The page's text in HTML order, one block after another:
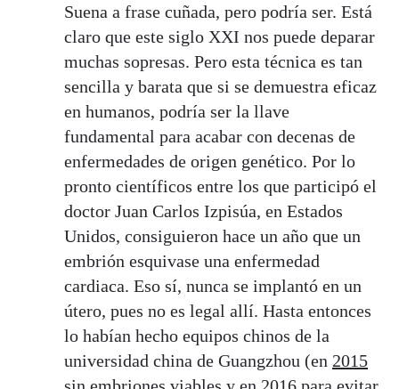
Suena a frase cuñada, pero podría ser. Está
claro que este siglo XXI nos puede deparar
muchas sopresas. Pero esta técnica es tan
sencilla y barata que si se demuestra eficaz
en humanos, podría ser la llave
fundamental para acabar con decenas de
enfermedades de origen genético. Por lo
pronto científicos entre los que participó el
doctor Juan Carlos Izpisúa, en Estados
Unidos, consiguieron hace un año que un
embrión esquivase una enfermedad
cardiaca. Eso sí, nunca se implantó en un
útero, pues no es legal allí. Hasta entonces
lo habían hecho equipos chinos de la
universidad china de Guangzhou (en 2015
sin embriones viables y en 2016 para evitar